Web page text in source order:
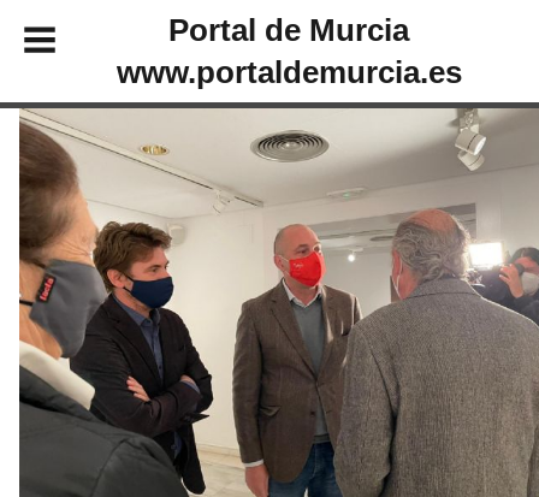
Portal de Murcia
www.portaldemurcia.es